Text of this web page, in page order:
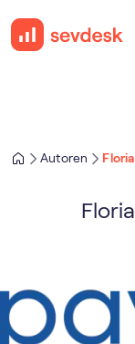
Autoren